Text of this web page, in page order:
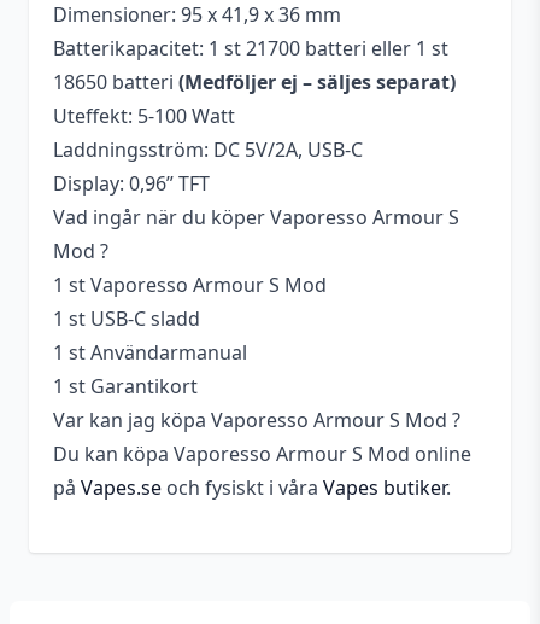
Dimensioner: 95 x 41,9 x 36 mm
Batterikapacitet: 1 st 21700 batteri eller 1 st
18650 batteri (Medföljer ej – säljes separat)
Uteffekt: 5-100 Watt
Laddningsström: DC 5V/2A, USB-C
Display: 0,96” TFT
Vad ingår när du köper Vaporesso Armour S
Mod ?
1 st Vaporesso Armour S Mod
1 st USB-C sladd
1 st Användarmanual
1 st Garantikort
Var kan jag köpa Vaporesso Armour S Mod ?
Du kan köpa Vaporesso Armour S Mod online
på Vapes.se och fysiskt i våra Vapes butiker.